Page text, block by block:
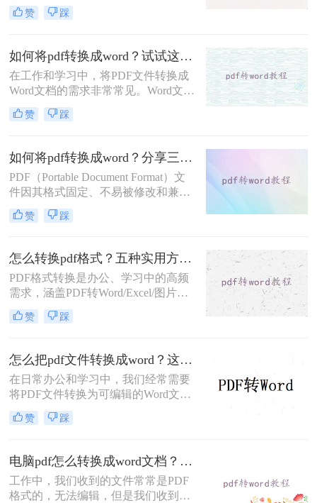
Word文档。虽然市面上有很多付费的
PDF转换工具，但也有一些免费的方
转换成word文档免费呢？本文将介绍
三种免费将PDF转换成Word文档的方
法。
赞 踩
如何将pdf转换成word？试试这3种实用方法!
在工作和学习中，将PDF文件转换成
Word文档的需求非常常见。Word文档
具有更强的编辑和排版功能，便于修
改和分享。那么如何将pdf转换成word
转换成Word的方法。
赞 踩
如何将pdf转换成word？分享三种实用方法详解！
PDF（Portable Document Format）文
件因其格式固定、不易被修改和兼容
性强等特点，在文档传输和存储中得
到了广泛应用。然而，在某些情况
Word文档，以便进行编辑和修改。那
么如何将pdf转换成word呢？本文将介
绍三种将PDF转换成Word的实用方
法。
赞 踩
怎么转换pdf格式？五种实用方法全解析！
PDF格式转换是办公、学习中的高频
需求，涵盖PDF转Word/Excel/图片、
其他文件转PDF等多种场景。那么怎
么转换pdf格式呢？本文将介绍实用方
赞 踩
怎么把pdf文件转换成word？这2种方法快来试试吧！
在日常办公和学习中，我们经常需要
将PDF文件转换为可编辑的Word文
档，以便进行修改、编辑或进一步处
理。那么怎么把pdf文件转换成word
Word的高效方法，每种方法都有其独
特的优缺点和适用场景，用户可以根
据自己的需求灵活选择。
赞 踩
电脑pdf怎么转换成word文档？这2个方法可轻松解决！
工作中，我们收到的文件常常是PDF
格式的，无法编辑，但是我们收到的